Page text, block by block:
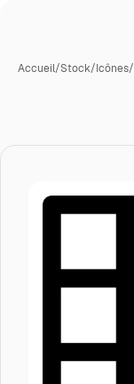
Accueil/Stock/Icônes/